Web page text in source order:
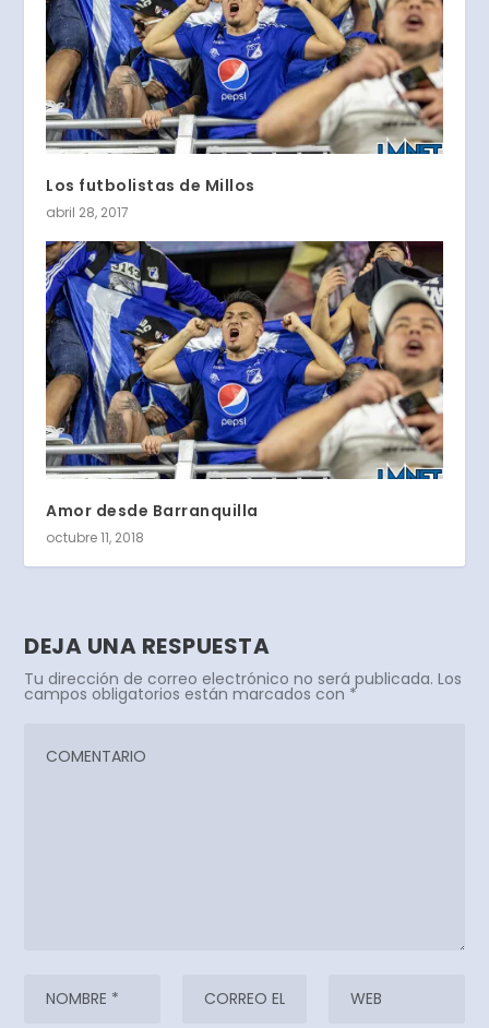
Los futbolistas de Millos
abril 28, 2017
Amor desde Barranquilla
octubre 11, 2018
DEJA UNA RESPUESTA
Tu dirección de correo electrónico no será publicada. Los
campos obligatorios están marcados con *